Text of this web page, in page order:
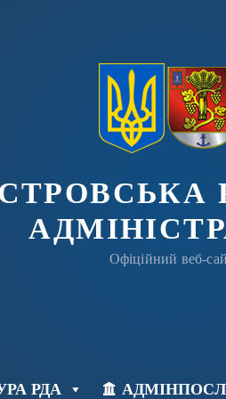
Офіційний веб-
РДА